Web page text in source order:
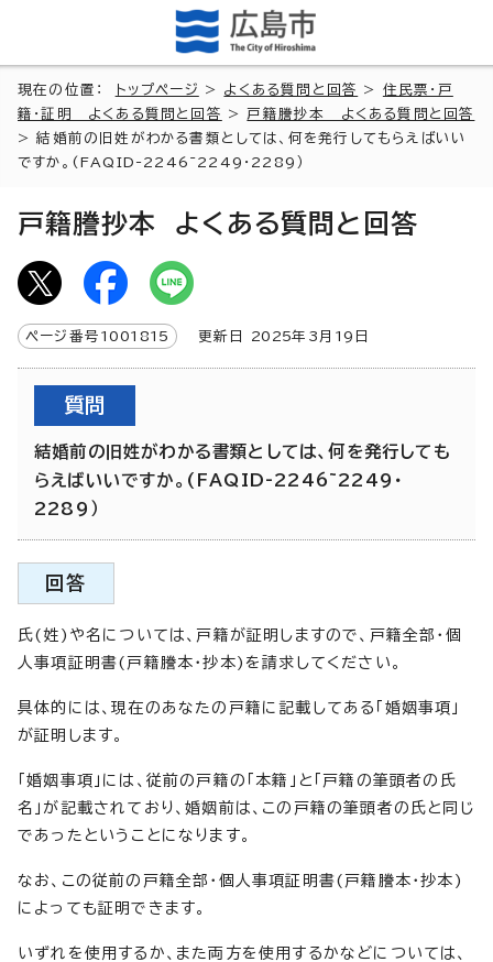
現在の位置： トップページ > よくある質問と回答 > 住民票・戸
籍・証明 よくある質問と回答
>戸籍謄抄本 よくある質問と回答
> 結婚前の旧姓がわかる書類としては、何を発行してもらえばいい
ですか。(FAQID-2246~2249・2289）
戸籍謄抄本 よくある質問と回答
ページ番号 1001815 更新日 2025年3月 19 日
質問
結婚前の旧姓がわかる書類としては、何を発行しても
らえばいいですか。(FAQID-2246~2249・
2289）
回答
氏(姓)や名については、戸籍が証明しますので、戸籍全部・個
人事項証明書(戸籍謄本・抄本)を請求してください。
具体的には、現在のあなたの戸籍に記載してある「婚姻事項」
が証明します。
「婚姻事項」には、従前の戸籍の「本籍」と「戸籍の筆頭者の氏
名」が記載されており、婚姻前は、この戸籍の筆頭者の氏と同じ
であったということになります。
なお、この従前の戸籍全部・個人事項証明書(戸籍謄本・抄本)
によっても証明できます。
いずれを使用するか、また両方を使用するかなどについては、